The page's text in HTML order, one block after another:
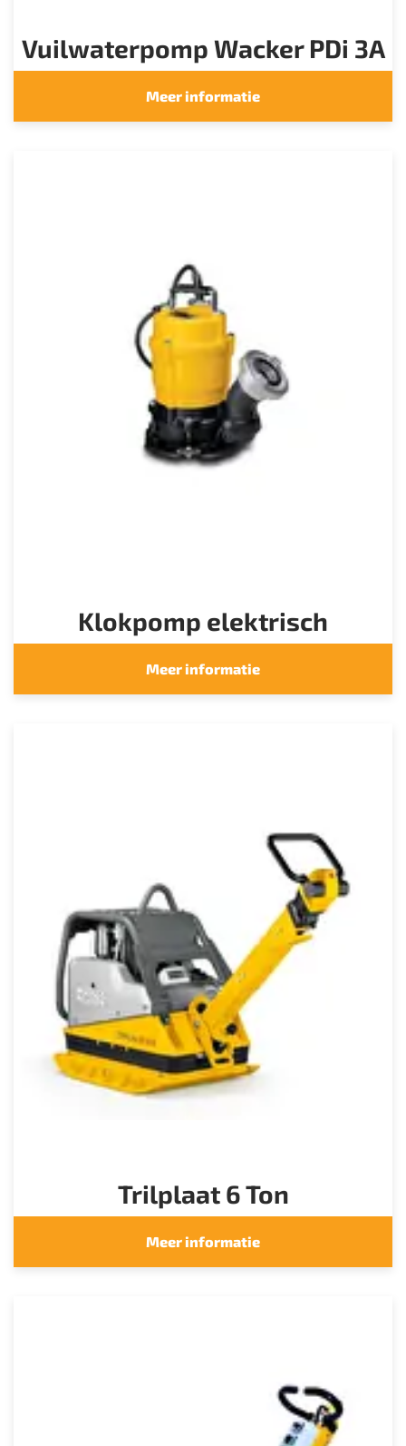
Vuilwaterpomp Wacker PDi 3A
Meer informatie
Klokpomp elektrisch
Meer informatie
Trilplaat 6 Ton
Meer informatie